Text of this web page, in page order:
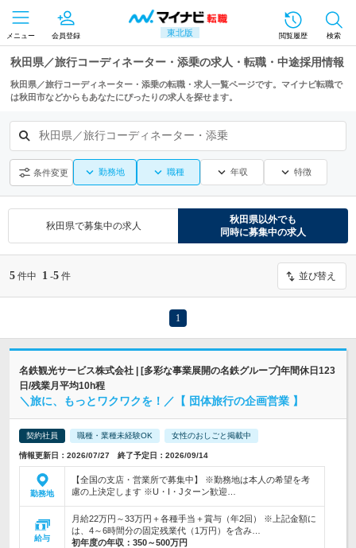
東北版
メニュー 会員登録 閲覧履歴 検索
秋田県／旅行コーディネーター・添乗の求人・転職・中途採用情報
秋田県／旅行コーディネーター・添乗の転職・求人一覧ページです。マイナビ転職で
は秋田市などからもあなたにぴったりの求人を探せます。
秋田県／旅行コーディネーター・添乗
条件変更 勤務地 職種 年収 特徴
秋田県で募集中の求人
秋田県以外でも
同時に募集中の求人
5 件中 1 -5 件 並び替え
1
名鉄観光サービス株式会社 | [多彩な事業展開の名鉄グループ]年間休日123
日/残業月平均10h程
＼旅に、もっとワクワクを！／【 団体旅行の企画営業 】
契約社員 職種・業種未経験OK 女性のおしごと掲載中
情報更新日：2026/07/27 終了予定日：2026/09/14
勤務地
【全国の支店・営業所で募集中】 ※勤務地は本人の希望を考
慮の上決定します ※U・I・Jターン歓迎…
給与
月給22万円～33万円＋各種手当＋賞与（年2回） ※上記金額に
は、4～6時間分の固定残業代（1万円）を含み…
初年度の年収： 350～500万円